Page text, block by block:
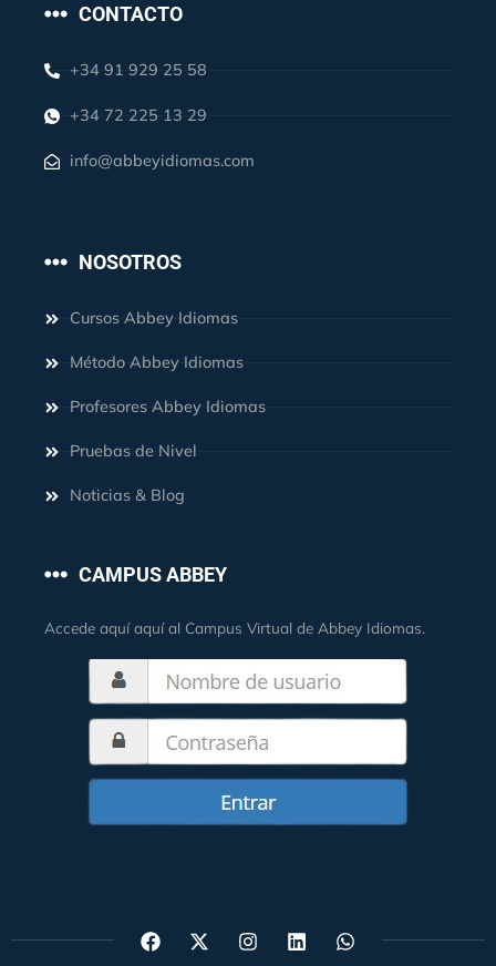
CONTACTO
+34 91 929 25 58
+34 72 225 13 29
info@abbeyidiomas.com
NOSOTROS
Cursos Abbey Idiomas
Método Abbey Idiomas
Profesores Abbey Idiomas
Pruebas de Nivel
Noticias & Blog
CAMPUS ABBEY
Accede aquí aquí al Campus Virtual de Abbey Idiomas.